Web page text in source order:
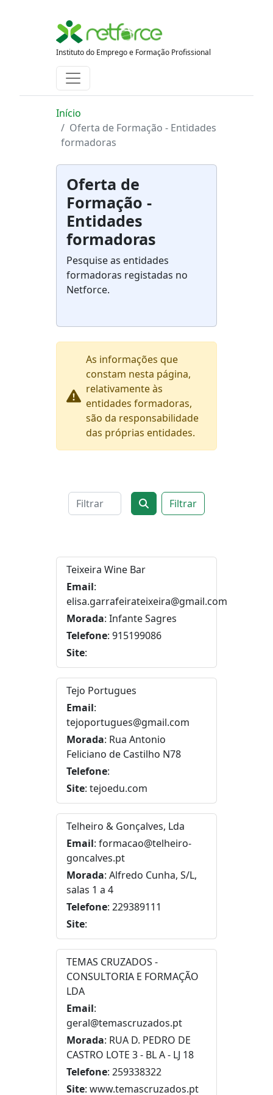
Instituto do Emprego e Formação Profissional
Início
Oferta de Formação - Entidades
formadoras
Oferta de
Formação -
Entidades
formadoras
Pesquise as entidades
formadoras registadas no
Netforce.
As informações que
constam nesta página,
relativamente às
entidades formadoras,
são da responsabilidade
das próprias entidades.
Filtrar
Teixeira Wine Bar
Email:
elisa.garrafeirateixeira@gmail.com
Morada: Infante Sagres
Telefone: 915199086
Site:
Tejo Portugues
Email:
tejoportugues@gmail.com
Morada: Rua Antonio
Feliciano de Castilho N78
Telefone:
Site: tejoedu.com
Telheiro & Gonçalves, Lda
Email: formacao@telheiro-
goncalves.pt
Morada: Alfredo Cunha, S/L,
salas 1 a 4
Telefone: 229389111
Site:
TEMAS CRUZADOS -
CONSULTORIA E FORMAÇÃO
LDA
Email:
geral@temascruzados.pt
Morada: RUA D. PEDRO DE
CASTRO LOTE 3 - BL A - LJ 18
Telefone: 259338322
Site: www.temascruzados.pt